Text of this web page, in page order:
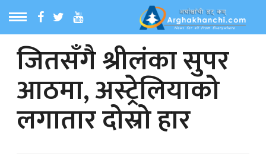
MENU
समाचार
जितसँगै श्रीलंका सुपर
आठमा, अस्ट्रेलियाको
लगातार दोस्रो हार